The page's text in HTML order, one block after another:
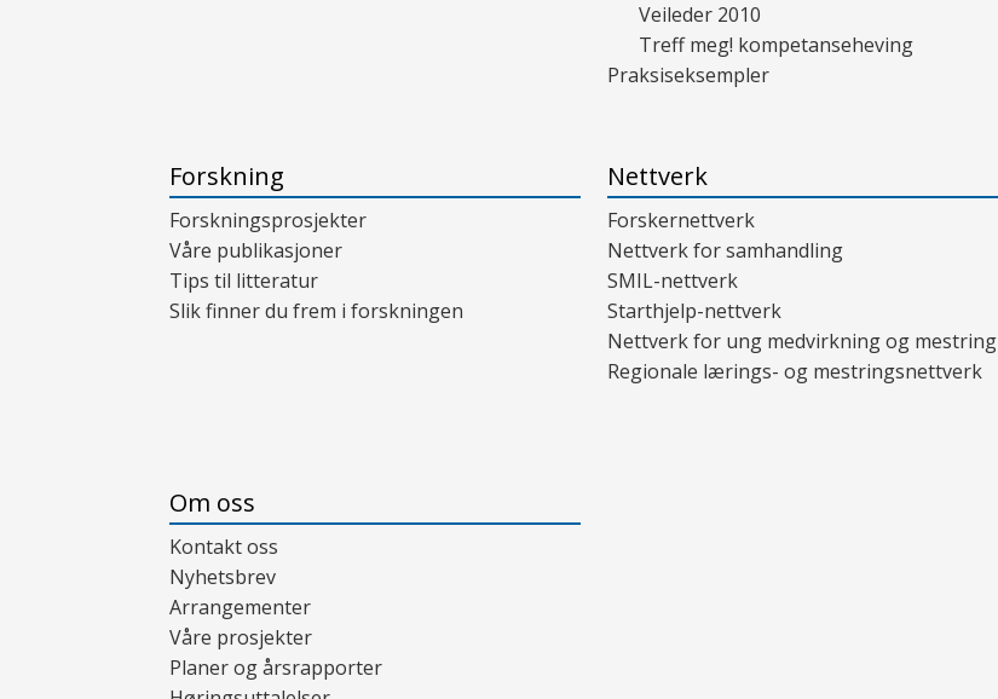
Veileder 2010
Treff meg! kompetanseheving
Praksiseksempler
Forskning
Forskningsprosjekter
Våre publikasjoner
Tips til litteratur
Slik finner du frem i forskningen
Nettverk
Forskernettverk
Nettverk for samhandling
SMIL-nettverk
Starthjelp-nettverk
Nettverk for ung medvirkning og mestring
Regionale lærings- og mestringsnettverk
Om oss
Kontakt oss
Nyhetsbrev
Arrangementer
Våre prosjekter
Planer og årsrapporter